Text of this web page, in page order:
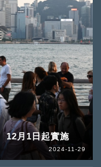
12月1日起實施
2024-11-29